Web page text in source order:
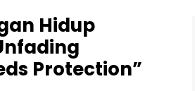
Hidup
Protection”